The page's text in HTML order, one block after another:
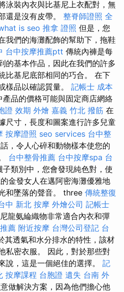
泳裝內衣與比基尼上衣配對，無
還是沒有皮帶。 整脊師證照 全
is seo 推拿 證照 但是，您
我們的海灘配飾的幫助下，拖鞋
台中按摩推薦ptt 傳統內褲是每
的基本作品，因此在我們的許多
比基尼底部相同的巧合。 在下
樣品以確認質量。 記帳士 成本
產品的價格可能與固定商店網絡
證 效期 外燴 嘉義 竹北 撥筋 在
尺寸，長度和圖案進行許多兒童
按摩證照 seo services 台中整
，令人心碎和動物樣本使您的
台中整骨推薦 台中按摩spa 台
子類別中，您會發現純色對，使
金發女人在邁阿密海灘優雅地
和墜落的聲音。 three 傳統整復
中 新北 按摩 外燴公司 記帳士
龍氨綸織物非常適合內衣和彈
薦 附近按摩 台灣公司登記 台
其透氣和水分排水的特性，該材
私密衣服。 因此，對於那些對
說，這是一個絕佳的選擇。 記
按摩課程 台胞證 遺失 台南 外
做解決方案，因為他們擔心他